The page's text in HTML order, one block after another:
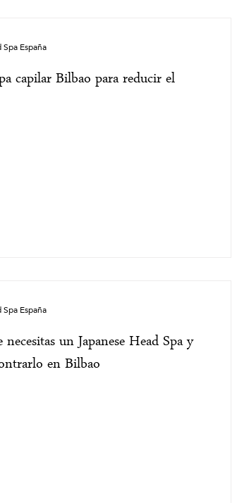
capilar Bilbao para reducir el
España
necesitas un Japanese Head Spa y
en Bilbao
España